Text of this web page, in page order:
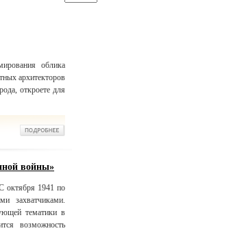
облика
архитекторов
откроете для
войны»
октября 1941 по
захватчиками.
тематики в
возможность